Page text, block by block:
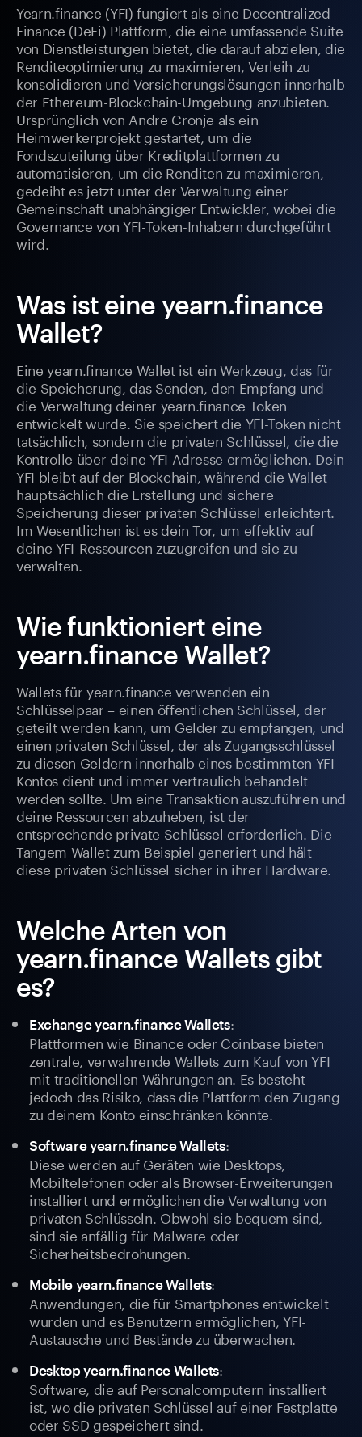
Yearn.finance (YFI) fungiert als eine Decentralized
Finance (DeFi) Plattform, die eine umfassende Suite
von Dienstleistungen bietet, die darauf abzielen, die
Renditeoptimierung zu maximieren, Verleih zu
konsolidieren und Versicherungslösungen innerhalb
der Ethereum-Blockchain-Umgebung anzubieten.
Ursprünglich von Andre Cronje als ein
Heimwerkerprojekt gestartet, um die
Fondszuteilung über Kreditplattformen zu
automatisieren, um die Renditen zu maximieren,
gedeiht es jetzt unter der Verwaltung einer
Gemeinschaft unabhängiger Entwickler, wobei die
Governance von YFI-Token-Inhabern durchgeführt
wird.
Was ist eine yearn.finance
Wallet?
Eine yearn.finance Wallet ist ein Werkzeug, das für
die Speicherung, das Senden, den Empfang und
die Verwaltung deiner yearn.finance Token
entwickelt wurde. Sie speichert die YFI-Token nicht
tatsächlich, sondern die privaten Schlüssel, die die
Kontrolle über deine YFI-Adresse ermöglichen. Dein
YFI bleibt auf der Blockchain, während die Wallet
hauptsächlich die Erstellung und sichere
Speicherung dieser privaten Schlüssel erleichtert.
Im Wesentlichen ist es dein Tor, um effektiv auf
deine YFI-Ressourcen zuzugreifen und sie zu
verwalten.
Wie funktioniert eine
yearn.finance Wallet?
Wallets für yearn.finance verwenden ein
Schlüsselpaar – einen öffentlichen Schlüssel, der
geteilt werden kann, um Gelder zu empfangen, und
einen privaten Schlüssel, der als Zugangsschlüssel
zu diesen Geldern innerhalb eines bestimmten YFI-
Kontos dient und immer vertraulich behandelt
werden sollte. Um eine Transaktion auszuführen und
deine Ressourcen abzuheben, ist der
entsprechende private Schlüssel erforderlich. Die
Tangem Wallet zum Beispiel generiert und hält
diese privaten Schlüssel sicher in ihrer Hardware.
Welche Arten von
yearn.finance Wallets gibt
es?
Exchange yearn.finance Wallets:
Plattformen wie Binance oder Coinbase bieten
zentrale, verwahrende Wallets zum Kauf von YFI
mit traditionellen Währungen an. Es besteht
jedoch das Risiko, dass die Plattform den Zugang
zu deinem Konto einschränken könnte.
Software yearn.finance Wallets:
Diese werden auf Geräten wie Desktops,
Mobiltelefonen oder als Browser-Erweiterungen
installiert und ermöglichen die Verwaltung von
privaten Schlüsseln. Obwohl sie bequem sind,
sind sie anfällig für Malware oder
Sicherheitsbedrohungen.
Mobile yearn.finance Wallets:
Anwendungen, die für Smartphones entwickelt
wurden und es Benutzern ermöglichen, YFI-
Austausche und Bestände zu überwachen.
Desktop yearn.finance Wallets:
Software, die auf Personalcomputern installiert
ist, wo die privaten Schlüssel auf einer Festplatte
oder SSD gespeichert sind.